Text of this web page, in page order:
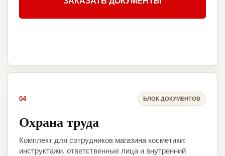
04 БЛОК ДОКУМЕНТОВ
Охрана труда
Комплект для сотрудников магазина косметики:
инструктажи, ответственные лица и внутренний